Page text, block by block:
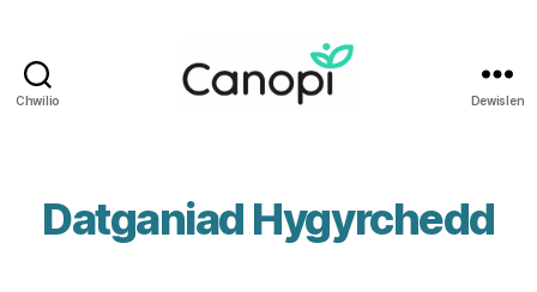
Chwilio
Iechyd
Proffesiynol
Dewislen
Datganiad Hygyrchedd